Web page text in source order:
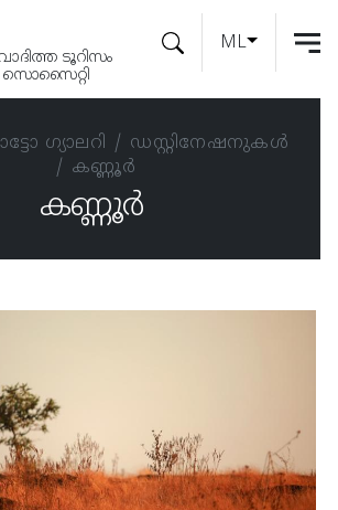
ടൂറിസം
സൊസൈറ്റി
ML
ഗ്യാലറി
ഡസ്റ്റിനേഷനുകള്‍
കണ്ണൂര്‍
കണ്ണൂര്‍